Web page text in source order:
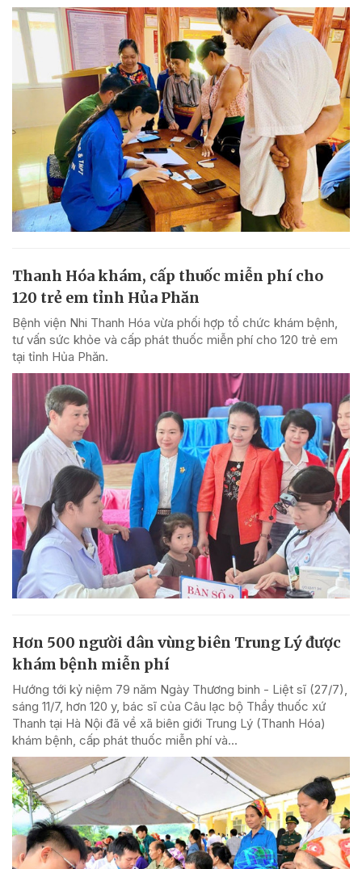
Thanh Hóa khám, cấp thuốc miễn phí cho
120 trẻ em tỉnh Hủa Phăn
Bệnh viện Nhi Thanh Hóa vừa phối hợp tổ chức khám bệnh,
tư vấn sức khỏe và cấp phát thuốc miễn phí cho 120 trẻ em
tại tỉnh Hủa Phăn.
Hơn 500 người dân vùng biên Trung Lý được
khám bệnh miễn phí
Hướng tới kỷ niệm 79 năm Ngày Thương binh - Liệt sĩ (27/7),
sáng 11/7, hơn 120 y, bác sĩ của Câu lạc bộ Thầy thuốc xứ
Thanh tại Hà Nội đã về xã biên giới Trung Lý (Thanh Hóa)
khám bệnh, cấp phát thuốc miễn phí và...